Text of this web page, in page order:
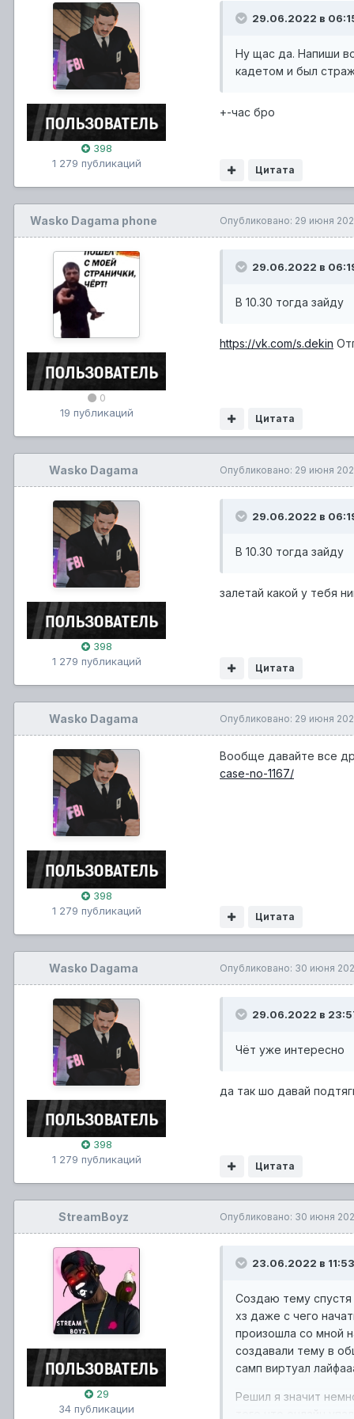
398
1 279 публикаций
29.06.2022 в
Ну щас да. Напиши
кадетом и был
+-час бро
Цитата
Wasko Dagama phone
0
19 публикаций
Опубликовано: 29 июня
29.06.2022 в
В 10.30 тогда зайду
https://vk.com/s.dekin
Цитата
Wasko Dagama
398
1 279 публикаций
Опубликовано: 29 июня
29.06.2022 в
В 10.30 тогда зайду
залетай какой у тебя
Цитата
Wasko Dagama
398
1 279 публикаций
Опубликовано: 29 июня
Вообще давайте все
case-no-1167/
Цитата
Wasko Dagama
398
1 279 публикаций
Опубликовано: 30 июня
29.06.2022 в
Чёт уже интересно
да так шо давай
Цитата
StreamBoyz
29
34 публикации
Опубликовано: 30 июня
23.06.2022 в
Создаю тему
хз даже с чего
произошла со мной
создавали тему в
самп виртуал
Решил я значит